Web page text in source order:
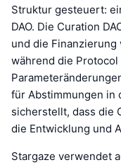
Struktur gesteuert:
DAO. Die Curation
und die
während die
für Abstimmungen in
sicherstellt, dass die
die Entwicklung und
Stargaze verwendet